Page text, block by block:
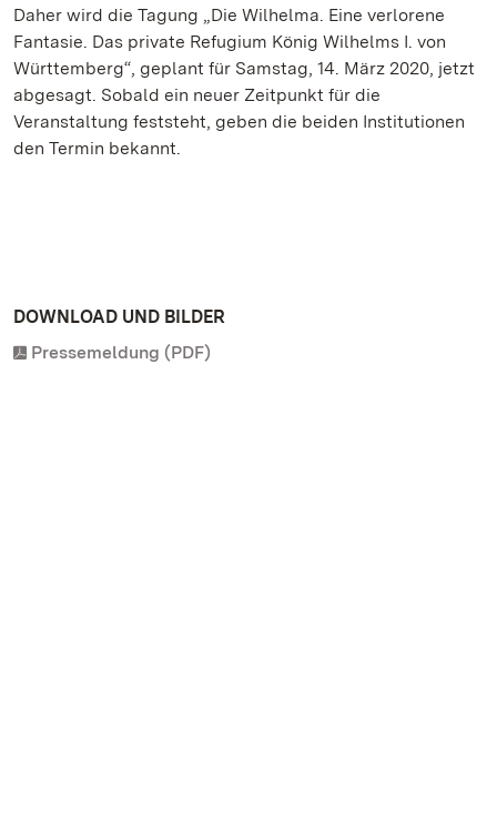
Daher wird die Tagung „Die Wilhelma. Eine verlorene
Fantasie. Das private Refugium König Wilhelms I. von
Württemberg“, geplant für Samstag, 14. März 2020, jetzt
abgesagt. Sobald ein neuer Zeitpunkt für die
Veranstaltung feststeht, geben die beiden Institutionen
den Termin bekannt.
DOWNLOAD UND BILDER
Pressemeldung (PDF)